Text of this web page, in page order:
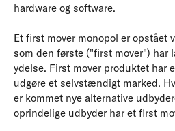
hardware og software.
Et first mover monopol er opstået
som den første ("first mover") har
ydelse. First mover produktet har
udgøre et selvstændigt marked.
er kommet nye alternative
oprindelige udbyder har et first